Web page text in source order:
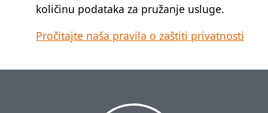
količinu podataka za pružanje usluge.
Pročitajte naša pravila o zaštiti privatnosti